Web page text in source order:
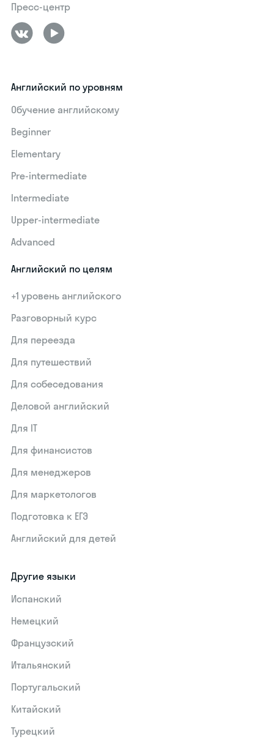
Пресс-центр
Английский по уровням
Обучение английскому
Beginner
Elementary
Pre-intermediate
Intermediate
Upper-intermediate
Advanced
Английский по целям
+1 уровень английского
Разговорный курс
Для переезда
Для путешествий
Для собеседования
Деловой английский
Для IT
Для финансистов
Для менеджеров
Для маркетологов
Подготовка к ЕГЭ
Английский для детей
Другие языки
Испанский
Немецкий
Французский
Итальянский
Португальский
Китайский
Турецкий